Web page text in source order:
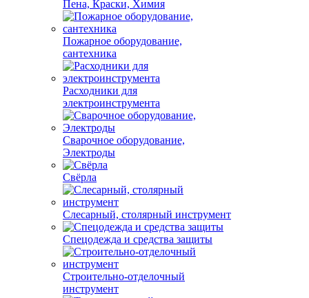
Пена, Краски, Химия
Пожарное оборудование,
сантехника
Расходники для
электроинструмента
Сварочное оборудование,
Электроды
Свёрла
Слесарный, столярный инструмент
Спецодежда и средства защиты
Строительно-отделочный
инструмент